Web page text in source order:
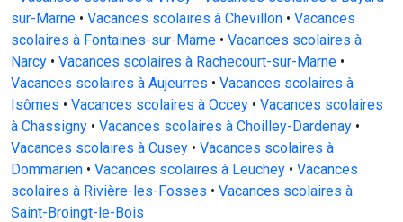
sur-Marne • Vacances scolaires à Chevillon • Vacances
scolaires à Fontaines-sur-Marne • Vacances scolaires à
Narcy • Vacances scolaires à Rachecourt-sur-Marne •
Vacances scolaires à Aujeurres • Vacances scolaires à
Isômes • Vacances scolaires à Occey • Vacances scolaires
à Chassigny • Vacances scolaires à Choilley-Dardenay •
Vacances scolaires à Cusey • Vacances scolaires à
Dommarien • Vacances scolaires à Leuchey • Vacances
scolaires à Rivière-les-Fosses • Vacances scolaires à
Saint-Broingt-le-Bois